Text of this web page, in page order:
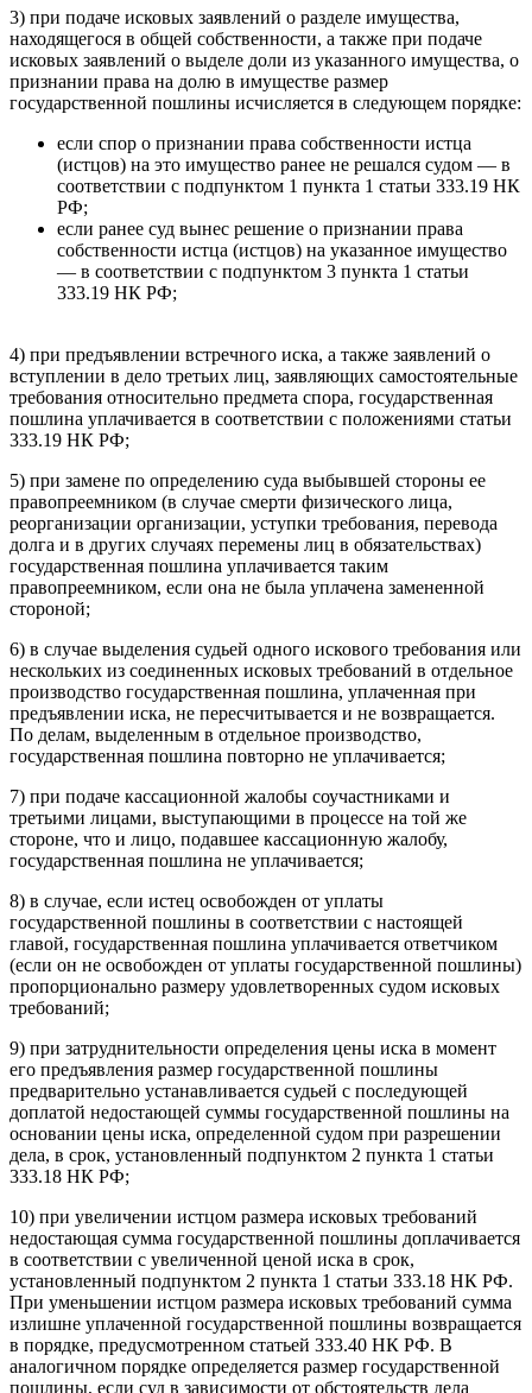
3) при подаче исковых заявлений о разделе имущества,
находящегося в общей собственности, а также при подаче
исковых заявлений о выделе доли из указанного имущества, о
признании права на долю в имуществе размер
государственной пошлины исчисляется в следующем порядке:
если спор о признании права собственности истца
(истцов) на это имущество ранее не решался судом — в
соответствии с подпунктом 1 пункта 1 статьи 333.19 НК
РФ;
если ранее суд вынес решение о признании права
собственности истца (истцов) на указанное имущество
— в соответствии с подпунктом 3 пункта 1 статьи
333.19 НК РФ;
4) при предъявлении встречного иска, а также заявлений о
вступлении в дело третьих лиц, заявляющих самостоятельные
требования относительно предмета спора, государственная
пошлина уплачивается в соответствии с положениями статьи
333.19 НК РФ;
5) при замене по определению суда выбывшей стороны ее
правопреемником (в случае смерти физического лица,
реорганизации организации, уступки требования, перевода
долга и в других случаях перемены лиц в обязательствах)
государственная пошлина уплачивается таким
правопреемником, если она не была уплачена замененной
стороной;
6) в случае выделения судьей одного искового требования или
нескольких из соединенных исковых требований в отдельное
производство государственная пошлина, уплаченная при
предъявлении иска, не пересчитывается и не возвращается.
По делам, выделенным в отдельное производство,
государственная пошлина повторно не уплачивается;
7) при подаче кассационной жалобы соучастниками и
третьими лицами, выступающими в процессе на той же
стороне, что и лицо, подавшее кассационную жалобу,
государственная пошлина не уплачивается;
8) в случае, если истец освобожден от уплаты
государственной пошлины в соответствии с настоящей
главой, государственная пошлина уплачивается ответчиком
(если он не освобожден от уплаты государственной пошлины)
пропорционально размеру удовлетворенных судом исковых
требований;
9) при затруднительности определения цены иска в момент
его предъявления размер государственной пошлины
предварительно устанавливается судьей с последующей
доплатой недостающей суммы государственной пошлины на
основании цены иска, определенной судом при разрешении
дела, в срок, установленный подпунктом 2 пункта 1 статьи
333.18 НК РФ;
10) при увеличении истцом размера исковых требований
недостающая сумма государственной пошлины доплачивается
в соответствии с увеличенной ценой иска в срок,
установленный подпунктом 2 пункта 1 статьи 333.18 НК РФ.
При уменьшении истцом размера исковых требований сумма
излишне уплаченной государственной пошлины возвращается
в порядке, предусмотренном статьей 333.40 НК РФ. В
аналогичном порядке определяется размер государственной
пошлины, если суд в зависимости от обстоятельств дела